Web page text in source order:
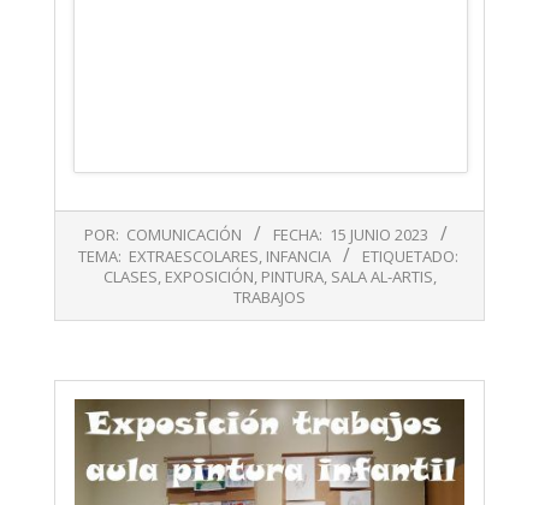
06-
POR: COMUNICACIÓN FECHA: 15 JUNIO 2023
TEMA: EXTRAESCOLARES INFANCIA
ETIQUETADO:
CLASES EXPOSICIÓN PINTURA, SALA AL-ARTIS
TRABAJOS